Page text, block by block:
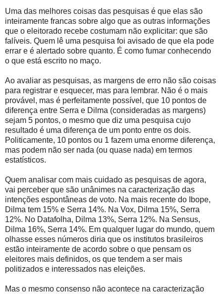
Uma das melhores coisas das pesquisas é que elas são
inteiramente francas sobre algo que as outras informações
que o eleitorado recebe costumam não explicitar: que são
falíveis. Quem lê uma pesquisa foi avisado de que ela pode
errar e é alertado sobre quanto. É como fumar conhecendo
o que está escrito no maço.
Ao avaliar as pesquisas, as margens de erro não são coisas
para registrar e esquecer, mas para lembrar. Não é o mais
provável, mas é perfeitamente possível, que 10 pontos de
diferença entre Serra e Dilma (consideradas as margens)
sejam 5 pontos, o mesmo que diz uma pesquisa cujo
resultado é uma diferença de um ponto entre os dois.
Politicamente, 10 pontos ou 1 fazem uma enorme diferença,
mas podem não ser nada (ou quase nada) em termos
estatísticos.
Quem analisar com mais cuidado as pesquisas de agora,
vai perceber que são unânimes na caracterização das
intenções espontâneas de voto. Na mais recente do Ibope,
Dilma tem 15% e Serra 14%. Na Vox, Dilma 15%, Serra
12%. No Datafolha, Dilma 13%, Serra 12%. Na Sensus,
Dilma 16%, Serra 14%. Em qualquer lugar do mundo, quem
olhasse esses números diria que os institutos brasileiros
estão inteiramente de acordo sobre o que pensam os
eleitores mais definidos, os que tendem a ser mais
politizados e interessados nas eleições.
Mas o mesmo consenso não acontece na caracterização